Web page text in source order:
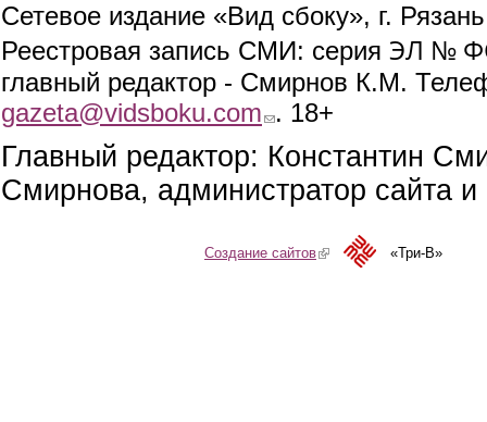
Сетевое издание «Вид сбоку», г.
Реестровая запись СМИ: серия ЭЛ №
главный редактор - Смирнов К.М.
gazeta@vidsboku.com (link sends e-mail)
. 18+
Главный редактор: Константин
Смирнова, администратор сайта
Создание сайтов(link is external)«Три-В»